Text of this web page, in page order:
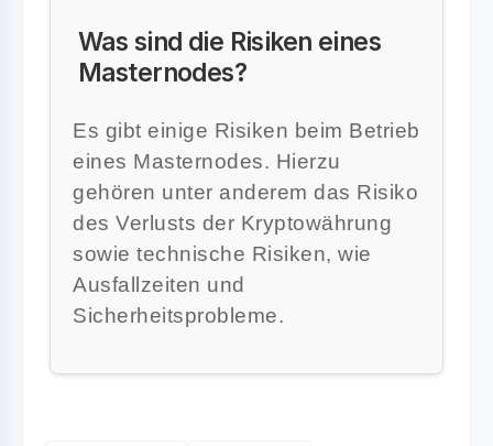
Was sind die Risiken eines
Masternodes?
Es gibt einige Risiken beim Betrieb
eines Masternodes. Hierzu
gehören unter anderem das Risiko
des Verlusts der Kryptowährung
sowie technische Risiken, wie
Ausfallzeiten und
Sicherheitsprobleme.